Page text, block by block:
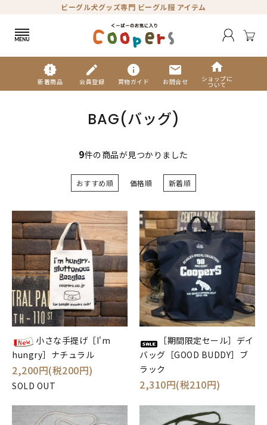
ビーグル犬グッズ専門 ビーグル服 アイテム
new_releases
新着商品
edit
会員登録
info
買物ガイド
mail
お問合せ
home
ショップに
ついて
BAG(バッグ)
9件の商品が見つかりました
おすすめ順 価格順 新着順
小さな手提げ［I'm
hungry］ナチュラル
2,200円(税200円)
SOLD OUT
［期間限定セール］デイ
バッグ［GOOD BUDDY］ブ
ラック
2,310円(税210円)